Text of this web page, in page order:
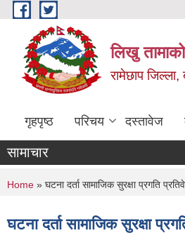
Skip to main content
लिखु
रामेछाप
गृहपृष्ठ परिचय दस्तावेज
सामाचार
You are here
Home » घटना दर्ता सामाजिक सुरक्षा प्रगति
घटना दर्ता सामाजिक सुरक्षा